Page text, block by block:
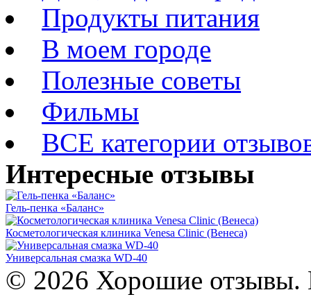
Продукты питания
В моем городе
Полезные советы
Фильмы
ВСЕ категории
Интересные отзывы
Гель-пенка «Баланс»
Косметологическая клиника Venesa Clinic (Венеса)
Универсальная смазка WD-40
© 2026 Хорошие отзывы.